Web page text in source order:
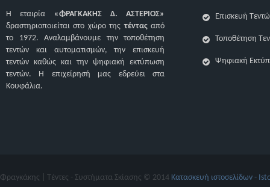
Η εταιρία «ΦΡΑΓΚΑΚΗΣ Δ. ΑΣΤΕΡΙΟΣ»
δραστηριοποιείται στο χώρο τηςτένταςαπό
το 1972. Αναλαμβάνουμε την τοποθέτηση
τεντών και αυτοματισμών, την επισκευή
τεντών καθώς και την ψηφιακή εκτύπωση
τεντών. H επιχείρησή μας εδρεύει στα
Κουφάλια.
Επισκευή
Τοποθέτηση
Ψηφιακή
Φραγκάκης | Τέντες - Συστήματα Σκίασης © 2014 Κατασκευή ιστοσελίδων -